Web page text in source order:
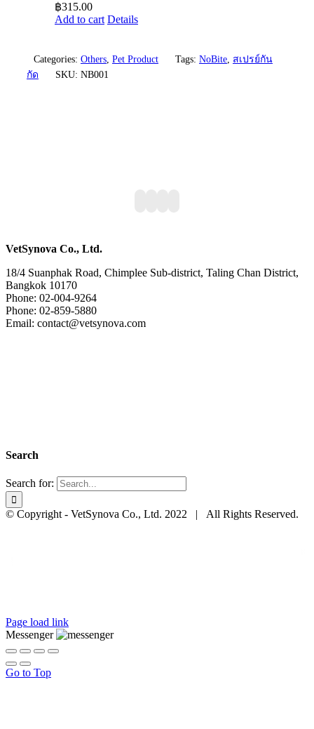
฿315.00
Add to cart Details
Categories: Others, Pet Product Tags: NoBite, สเปรย์กัน
กัด
SKU: NB001
VetSynova Co., Ltd.
18/4 Suanphak Road, Chimplee Sub-district, Taling Chan District,
Bangkok 10170
Phone: 02-004-9264
Phone: 02-859-5880
Email: contact@vetsynova.com
Search
Search for:
© Copyright - VetSynova Co., Ltd. 2022 | All Rights Reserved.
Page load link
Messenger
Go to Top